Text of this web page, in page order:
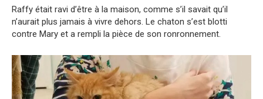
Raffy était ravi d’être à la maison, comme s’il savait qu’il
n’aurait plus jamais à vivre dehors. Le chaton s’est blotti
contre Mary et a rempli la pièce de son ronronnement.